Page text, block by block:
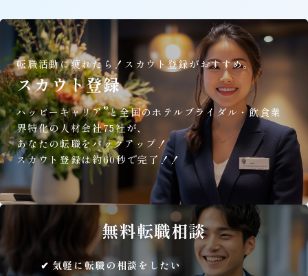
転職活動に疲れたら！ スカウト登録がおすすめ。
スカウト登録
ハッピーキャリア®と全国のホテルブライダル・飲食業
界特化の人材会社75社が、
あなたの転職をバックアップ！
スカウト登録は約60秒で完了！！
無料転職相談
気軽に転職の相談をしたい